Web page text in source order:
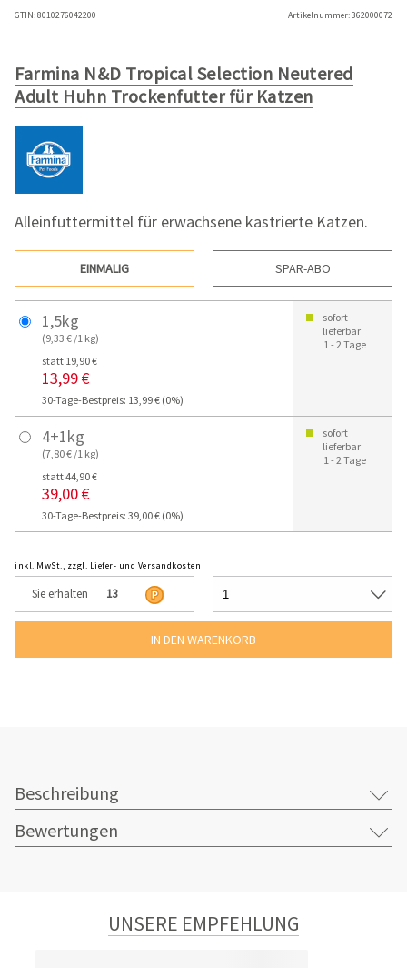
GTIN:8010276042200 Artikelnummer:362000072
Farmina N&D Tropical Selection Neutered
Adult Huhn Trockenfutter für Katzen
Alleinfuttermittel für erwachsene kastrierte Katzen.
EINMALIG SPAR-ABO
1,5kg
(9,33 € /1 kg)
statt 19,90 €
13,99 €
30-Tage-Bestpreis: 13,99 € (0%)
sofort
lieferbar
1 - 2 Tage
4+1kg
(7,80 € /1 kg)
statt 44,90 €
39,00 €
30-Tage-Bestpreis: 39,00 € (0%)
sofort
lieferbar
1 - 2 Tage
inkl. MwSt., zzgl. Liefer- und Versandkosten
Sie erhalten 13
Beschreibung
Bewertungen
UNSERE EMPFEHLUNG